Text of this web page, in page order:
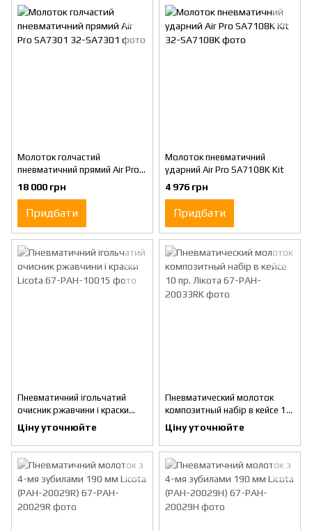
Молоток голчастий
пневматичний прямий Air Pro
SA7301
18 000 грн
Придбати
Молоток пневматичний
ударний Air Pro SA7108K Kit
4 976 грн
Придбати
Пневматичний ігольчатий
очисник ржавчини і краски
Licota
Ціну уточнюйте
Пневматический молоток
композитный набір в кейсе 10
пр. Лікота
Ціну уточнюйте